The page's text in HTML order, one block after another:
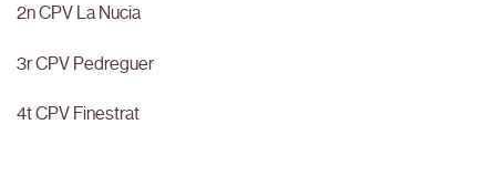
2n CPV La Nucia
3r CPV Pedreguer
4t CPV Finestrat